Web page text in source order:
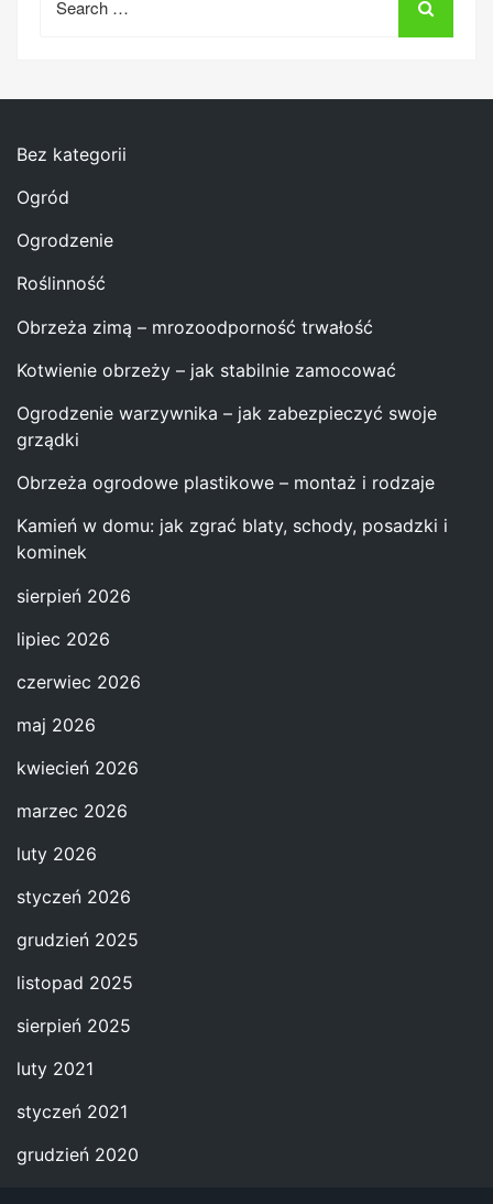
for:
Bez kategorii
Ogród
Ogrodzenie
Roślinność
Obrzeża zimą – mrozoodporność trwałość
Kotwienie obrzeży – jak stabilnie zamocować
Ogrodzenie warzywnika – jak zabezpieczyć swoje
grządki
Obrzeża ogrodowe plastikowe – montaż i rodzaje
Kamień w domu: jak zgrać blaty, schody, posadzki i
kominek
sierpień 2026
lipiec 2026
czerwiec 2026
maj 2026
kwiecień 2026
marzec 2026
luty 2026
styczeń 2026
grudzień 2025
listopad 2025
sierpień 2025
luty 2021
styczeń 2021
grudzień 2020